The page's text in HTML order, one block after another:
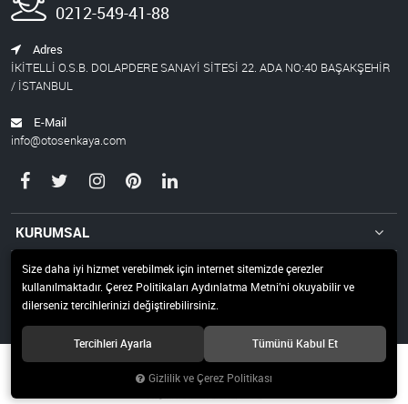
0212-549-41-88
Adres
İKİTELLİ O.S.B. DOLAPDERE SANAYİ SİTESİ 22. ADA NO:40 BAŞAKŞEHİR
/ İSTANBUL
E-Mail
info@otosenkaya.com
KURUMSAL
ÖDEME
İLETİŞİM
© 2019 OTO ŞENKAYA Tüm hakları saklıdır.
Size daha iyi hizmet verebilmek için internet sitemizde çerezler
kullanılmaktadır. Çerez Politikaları Aydınlatma Metni’ni okuyabilir ve
dilerseniz tercihlerinizi değiştirebilirsiniz.
Tercihleri Ayarla Tümünü Kabul Et
Gizlilik ve Çerez Politikası